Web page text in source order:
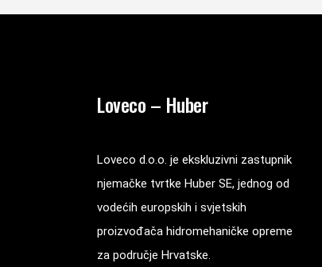
Loveco – Huber
Loveco d.o.o. je ekskluzivni zastupnik
njemačke tvrtke Huber SE, jednog od
vodećih europskih i svjetskih
proizvođača hidromehaničke opreme
za područje Hrvatske.